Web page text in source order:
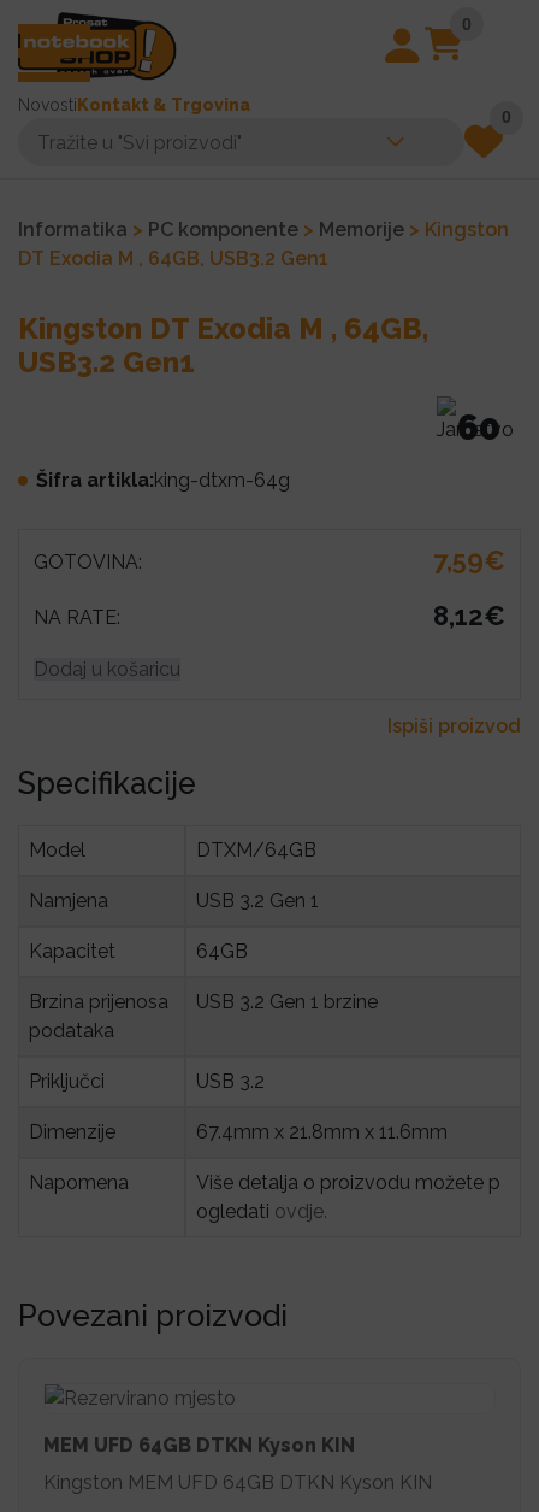
0
Novosti Kontakt & Trgovina
0
Informatika > PC komponente > Memorije > Kingston
DT Exodia M , 64GB, USB3.2 Gen1
Kingston DT Exodia M , 64GB,
USB3.2 Gen1
Šifra artikla:king-dtxm-64g
GOTOVINA: 7,59€
NA RATE: 8,12€
Dodaj u košaricu
Ispiši proizvod
Specifikacije
Model DTXM/64GB
Namjena USB 3.2 Gen 1
Kapacitet 64GB
Brzina prijenosa
podataka
USB 3.2 Gen 1 brzine
Priključci USB 3.2
Dimenzije 67.4mm x 21.8mm x 11.6mm
Napomena
Više detalja o proizvodu možete p
ogledati ovdje.
Povezani proizvodi
MEM UFD 64GB DTKN Kyson KIN
Kingston MEM UFD 64GB DTKN Kyson KIN
60